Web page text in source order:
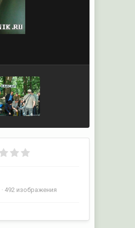
· 492 изображения